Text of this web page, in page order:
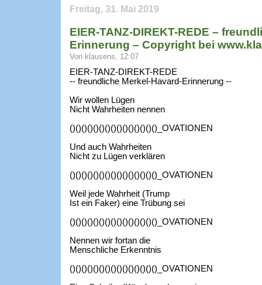
Freitag, 31. Mai 2019
EIER-TANZ-DIREKT-REDE –
Erinnerung – Copyright bei
Von klausens, 12:07
EIER-TANZ-DIREKT-REDE
-- freundliche Merkel-Havard-Erinnerung --
Wir wollen Lügen
Nicht Wahrheiten nennen
()()()()()()()()()()()()()()()_OVATIONEN
Und auch Wahrheiten
Nicht zu Lügen verklären
()()()()()()()()()()()()()()()_OVATIONEN
Weil jede Wahrheit (Trump
Ist ein Faker) eine Trübung sei
()()()()()()()()()()()()()()()_OVATIONEN
Nennen wir fortan die
Menschliche Erkenntnis
()()()()()()()()()()()()()()()_OVATIONEN